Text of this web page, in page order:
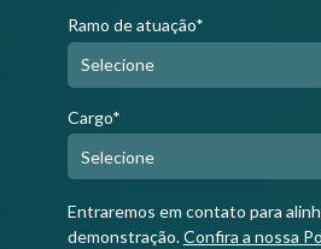
Ramo de atuação*
Cargo*
Entraremos em contato para
demonstração.Confira a nossa